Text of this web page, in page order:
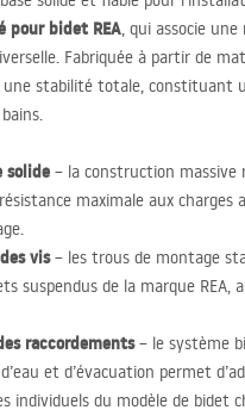
pour bidet REA, qui associe
Fabriquée à partir de
stabilité totale, constituant
solide – la construction massive
maximale aux
vis– les trous de montage
suspendus de la marque REA,
raccordements– le système
et d’évacuation permet
individuels du modèle de bidet